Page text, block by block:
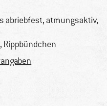
abriebfest, atmungsaktiv,
Rippbündchen